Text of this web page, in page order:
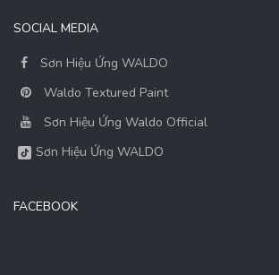
SOCIAL MEDIA
Sơn Hiệu Ứng WALDO
Waldo Textured Paint
Sơn Hiệu Ứng Waldo Official
Sơn Hiệu Ứng WALDO
FACEBOOK